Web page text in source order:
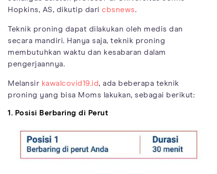
Hopkins, AS, dikutip dari cbsnews.
Teknik proning dapat dilakukan oleh medis dan
secara mandiri. Hanya saja, teknik proning
membutuhkan waktu dan kesabaran dalam
pengerjaannya.
Melansir kawalcovid19.id, ada beberapa teknik
proning yang bisa Moms lakukan, sebagai berikut:
1. Posisi Berbaring di Perut